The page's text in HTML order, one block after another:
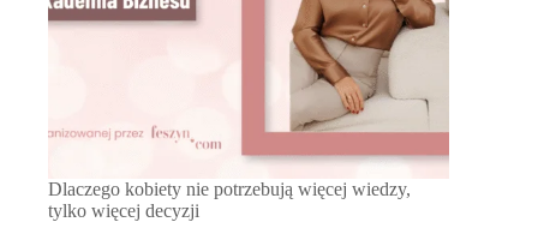
Dlaczego kobiety nie potrzebują więcej wiedzy,
tylko więcej decyzji